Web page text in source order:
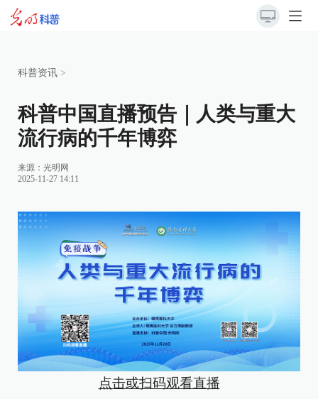
科普资讯 >
科普中国直播预告｜人类与重大
流行病的千年博弈
来源： 光明网
2025-11-27 14:11
点击或扫码观看直播